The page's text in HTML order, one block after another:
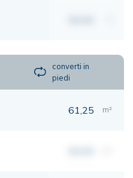
converti in
piedi
61,25 m²